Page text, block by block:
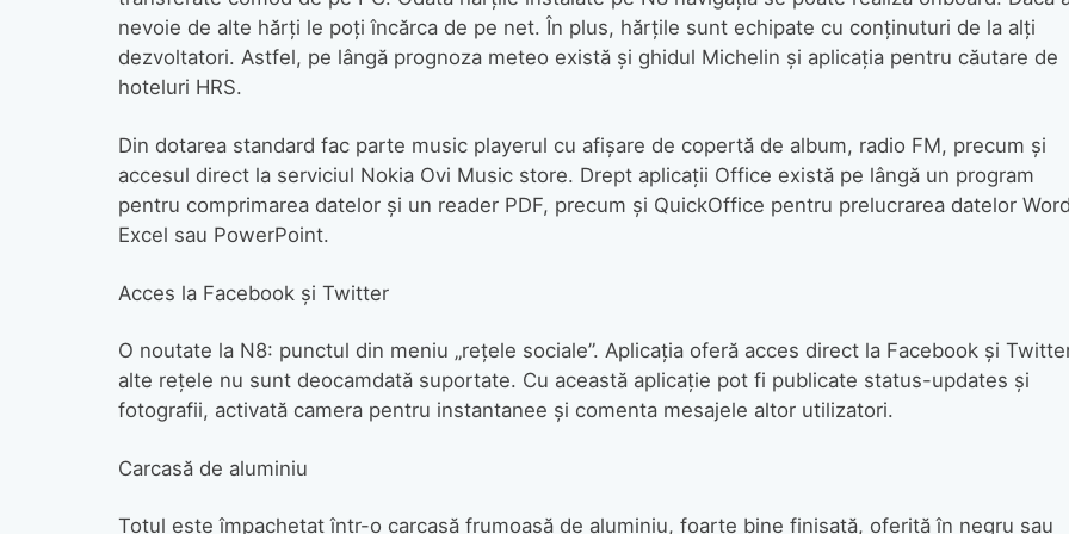
nevoie de alte hărţi le poţi încărca de pe net. În plus, hărţile sunt echipate cu conţinuturi de la alţi
dezvoltatori. Astfel, pe lângă prognoza meteo există şi ghidul Michelin şi aplicaţia pentru căutare de
hoteluri HRS.
Din dotarea standard fac parte music playerul cu afişare de copertă de album, radio FM, precum şi
accesul direct la serviciul Nokia Ovi Music store. Drept aplicaţii Office există pe lângă un program
pentru comprimarea datelor şi un reader PDF, precum şi QuickOffice pentru prelucrarea datelor
Excel sau PowerPoint.
Acces la Facebook şi Twitter
O noutate la N8: punctul din meniu „reţele sociale”. Aplicaţia oferă acces direct la Facebook şi
alte reţele nu sunt deocamdată suportate. Cu această aplicaţie pot fi publicate status-updates şi
fotografii, activată camera pentru instantanee şi comenta mesajele altor utilizatori.
Carcasă de aluminiu
Totul este împachetat într-o carcasă frumoasă de aluminiu, foarte bine finisată, oferită în negru sau